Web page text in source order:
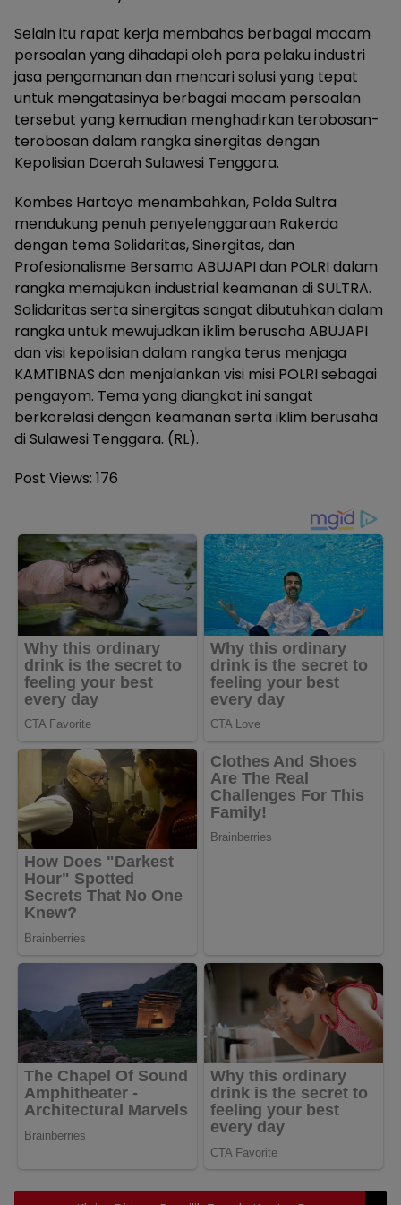
Selain itu rapat kerja membahas berbagai macam
persoalan yang dihadapi oleh para pelaku industri
jasa pengamanan dan mencari solusi yang tepat
untuk mengatasinya berbagai macam persoalan
tersebut yang kemudian menghadirkan terobosan-
terobosan dalam rangka sinergitas dengan
Kepolisian Daerah Sulawesi Tenggara.
Kombes Hartoyo menambahkan, Polda Sultra
mendukung penuh penyelenggaraan Rakerda
dengan tema Solidaritas, Sinergitas, dan
Profesionalisme Bersama ABUJAPI dan POLRI dalam
rangka memajukan industrial keamanan di SULTRA.
Solidaritas serta sinergitas sangat dibutuhkan dalam
rangka untuk mewujudkan iklim berusaha ABUJAPI
dan visi kepolisian dalam rangka terus menjaga
KAMTIBNAS dan menjalankan visi misi POLRI sebagai
pengayom. Tema yang diangkat ini sangat
berkorelasi dengan keamanan serta iklim berusaha
di Sulawesi Tenggara. (RL).
Post Views: 176